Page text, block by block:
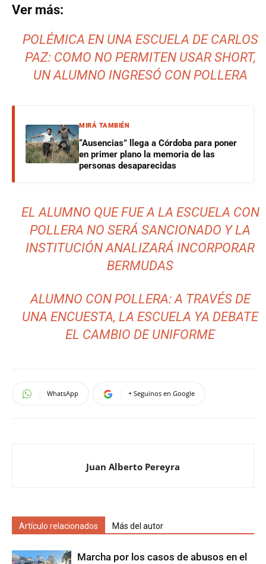
Ver más:
POLÉMICA EN UNA ESCUELA DE CARLOS
PAZ: COMO NO PERMITEN USAR SHORT,
UN ALUMNO INGRESÓ CON POLLERA
MIRÁ TAMBIÉN
“Ausencias” llega a Córdoba para poner
en primer plano la memoria de las
personas desaparecidas
EL ALUMNO QUE FUE A LA ESCUELA CON
POLLERA NO SERÁ SANCIONADO Y LA
INSTITUCIÓN ANALIZARÁ INCORPORAR
BERMUDAS
ALUMNO CON POLLERA: A TRAVÉS DE
UNA ENCUESTA, LA ESCUELA YA DEBATE
EL CAMBIO DE UNIFORME
WhatsApp + Seguinos en Google
Juan Alberto Pereyra
Artículo relacionados Más del autor
Marcha por los casos de abusos en el